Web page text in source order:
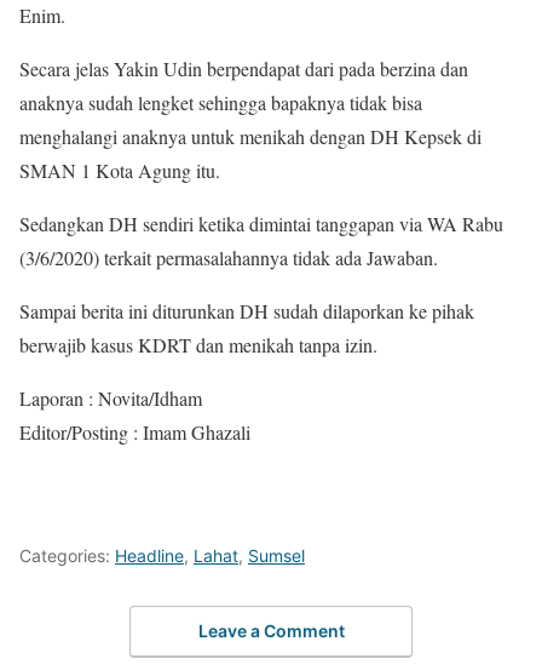
Enim.
Secara jelas Yakin Udin berpendapat dari pada berzina dan
anaknya sudah lengket sehingga bapaknya tidak bisa
menghalangi anaknya untuk menikah dengan DH Kepsek di
SMAN 1 Kota Agung itu.
Sedangkan DH sendiri ketika dimintai tanggapan via WA Rabu
(3/6/2020) terkait permasalahannya tidak ada Jawaban.
Sampai berita ini diturunkan DH sudah dilaporkan ke pihak
berwajib kasus KDRT dan menikah tanpa izin.
Laporan : Novita/Idham
Editor/Posting : Imam Ghazali
Categories: Headline, Lahat, Sumsel
Leave a Comment